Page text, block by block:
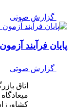
گزارش صوتی
پایان فرآیند
گزارش صوتی
اتاق